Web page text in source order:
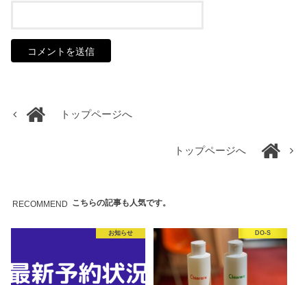
トップページへ
トップページへ
RECOMMEND こちらの記事も人気です。
お知らせ DO-S